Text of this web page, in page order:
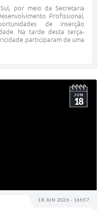
por meio da Secretaria
Profissional,
de inserção
Na tarde desta terça-
participaram de uma
18 JUN 2026 - 16h57
JUN
18